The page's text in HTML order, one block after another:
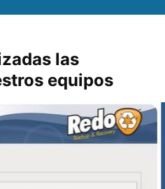
las
equipos